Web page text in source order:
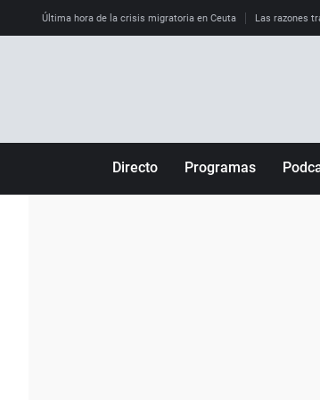
Última hora de la crisis migratoria en Ceuta Las razones
Directo Programas